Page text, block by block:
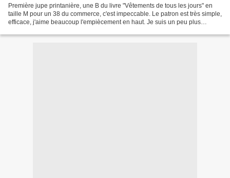
Première jupe printanière, une B du livre "Vêtements de tous les jours" en
taille M pour un 38 du commerce, c'est impeccable. Le patron est très simple,
efficace, j'aime beaucoup l'empiècement en haut. Je suis un peu plus